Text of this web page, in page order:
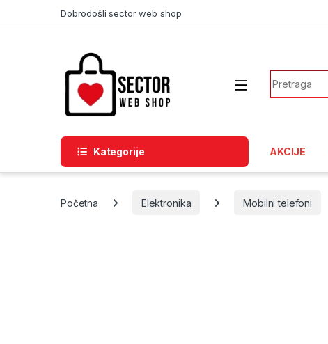
Dobrodošli sector web shop
Search for:
Kategorije AKCIJE
Početna Elektronika Mobilni telefoni